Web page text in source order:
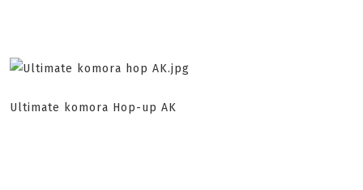
Ultimate komora Hop-up AK